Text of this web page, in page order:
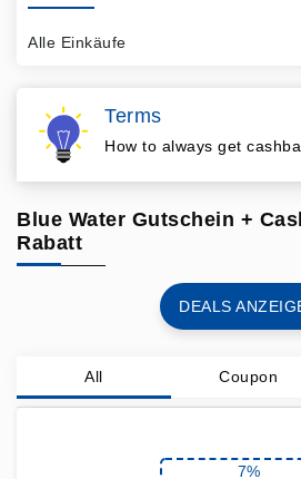
Alle Einkäufe
Terms
How to always get
Blue Water Gutschein +
Rabatt
DEALS
All Coupon
7%